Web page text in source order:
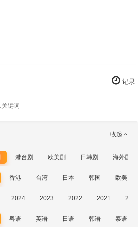
记录
收起
港台剧 欧美剧 日韩剧 海外剧
香港 台湾 日本 韩国 欧美
2024 2023 2022 2021
粤语 英语 日语 韩语 泰语